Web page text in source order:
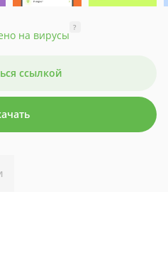
на вирусы
?
ссылкой